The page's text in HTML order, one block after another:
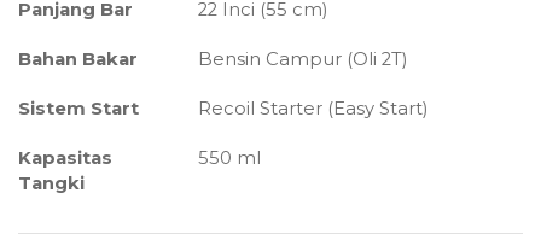
Panjang Bar 22 Inci (55 cm)
Bahan Bakar Bensin Campur (Oli 2T)
Sistem Start Recoil Starter (Easy Start)
Kapasitas
Tangki
550 ml